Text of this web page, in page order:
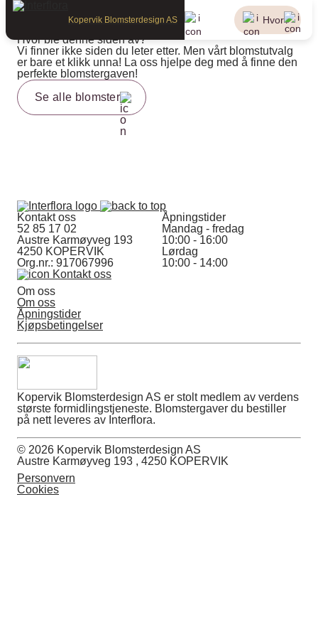
Kopervik Blomsterdesign AS Hvor?
404 / Siden finnes ikke
Hvor ble denne siden av?
Vi finner ikke siden du leter etter. Men vårt blomstutvalg
er bare et klikk unna! La oss hjelpe deg med å finne den
perfekte blomstergaven!
Se alle blomster
Kontakt oss
52 85 17 02
Austre Karmøyveg 193
4250 KOPERVIK
Org.nr.: 917067996
Kontakt oss
Åpningstider
Mandag - fredag
10:00 - 16:00
Lørdag
10:00 - 14:00
Om oss
Om oss
Åpningstider
Kjøpsbetingelser
Kopervik Blomsterdesign AS er stolt medlem av verdens
største formidlingstjeneste. Blomstergaver du bestiller
på nett leveres av Interflora.
© 2026 Kopervik Blomsterdesign AS
Austre Karmøyveg 193 , 4250 KOPERVIK
Personvern
Cookies